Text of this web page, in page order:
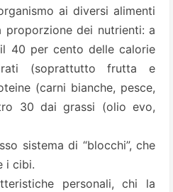
ai diversi alimenti
proporzione dei nutrienti: a
40 per cento delle calorie
(soprattutto frutta e
(carni bianche, pesce,
30 dai grassi (olio evo,
sistema di “blocchi”, che
i cibi.
personali, chi la